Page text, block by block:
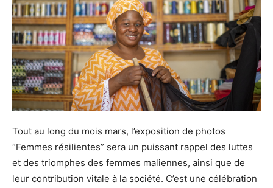
Tout au long du mois mars, l’exposition de photos
“Femmes résilientes” sera un puissant rappel des luttes
et des triomphes des femmes maliennes, ainsi que de
leur contribution vitale à la société. C’est une célébration